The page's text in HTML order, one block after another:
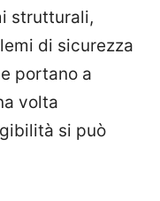
strutturali,
di sicurezza
portano a
volta
si può